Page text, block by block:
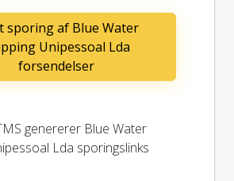
sporing af Blue Water
Unipessoal Lda
forsendelser
genererer Blue Water
Lda sporingslinks